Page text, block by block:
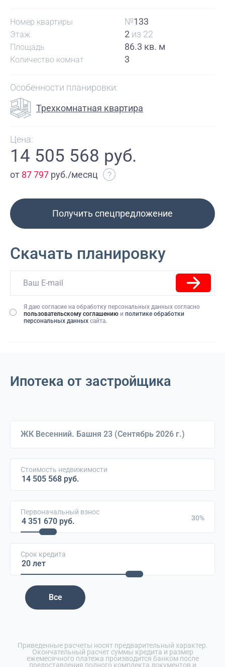
Номер квартиры №133
Этаж 2 из 22
Площадь 86.3 кв. м
Количество комнат 3
Особенности планировки:
Трехкомнатная квартира
Цена:
14 505 568 руб.
от 87 797 руб./месяц ?
Получить спецпредложение
Скачать планировку
Я даю согласие на обработку персональных данных согласно
пользовательскому соглашению и политике обработки
персональных данных сайта.
Ипотека от застройщика
Стоимость недвижимости
Первоначальный взнос
30%
Срок кредита
Все
Приведенные расчеты носят предварительный характер.
Окончательный расчет суммы кредита и размер
ежемесячного платежа производится банком после
предоставления полного комплекта документов и